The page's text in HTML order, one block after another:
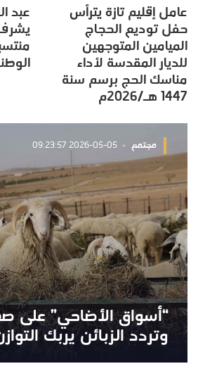
عامل إقليم تازة يترأس
حفل توديع الحجاج
الميامين المتوجهين
للديار المقدسة لأداء
مناسك الحج برسم سنة
1447 هـ/2026م
عبد
مجتمع 2026-05-05 09:23:57
“أسواق الأضاحي” على
وتردد الزبائن يربك